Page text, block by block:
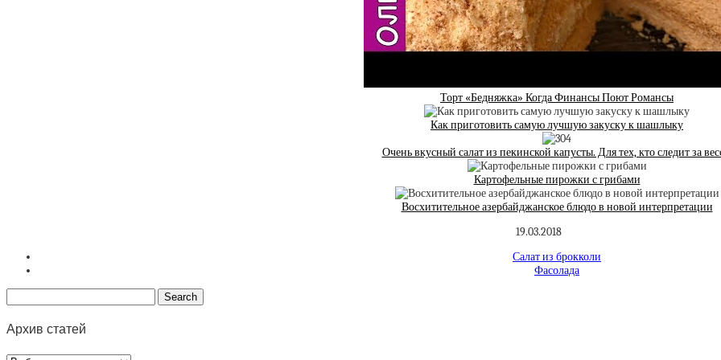
Торт «Бедняжка» Когда Финансы Поют Романсы
Как приготовить самую лучшую закуску к шашлыку
Очень вкусный салат из пекинской капусты. Для тех, кто следит за
Картофельные пирожки с грибами
Восхитительное азербайджанское блюдо в новой интерпретации
19.03.2018
Салат из брокколи
Фасолада
Архив статей